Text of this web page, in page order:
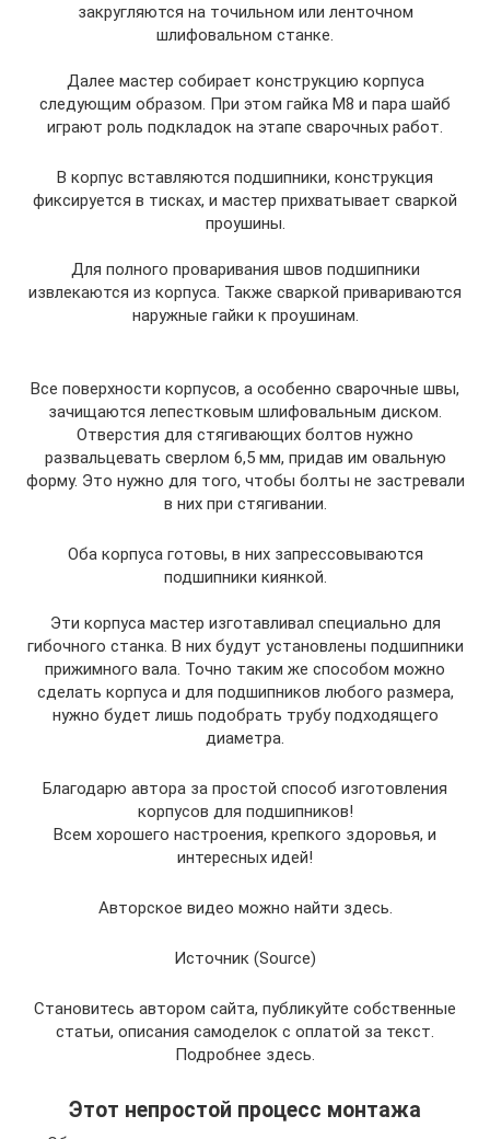
закругляются на точильном или ленточном
шлифовальном станке.
Далее мастер собирает конструкцию корпуса
следующим образом. При этом гайка М8 и пара шайб
играют роль подкладок на этапе сварочных работ.
В корпус вставляются подшипники, конструкция
фиксируется в тисках, и мастер прихватывает сваркой
проушины.
Для полного проваривания швов подшипники
извлекаются из корпуса. Также сваркой привариваются
наружные гайки к проушинам.
Все поверхности корпусов, а особенно сварочные швы,
зачищаются лепестковым шлифовальным диском.
Отверстия для стягивающих болтов нужно
развальцевать сверлом 6,5 мм, придав им овальную
форму. Это нужно для того, чтобы болты не застревали
в них при стягивании.
Оба корпуса готовы, в них запрессовываются
подшипники киянкой.
Эти корпуса мастер изготавливал специально для
гибочного станка. В них будут установлены подшипники
прижимного вала. Точно таким же способом можно
сделать корпуса и для подшипников любого размера,
нужно будет лишь подобрать трубу подходящего
диаметра.
Благодарю автора за простой способ изготовления
корпусов для подшипников!
Всем хорошего настроения, крепкого здоровья, и
интересных идей!
Авторское видео можно найти здесь.
Источник (Source)
Становитесь автором сайта, публикуйте собственные
статьи, описания самоделок с оплатой за текст.
Подробнее здесь.
Этот непростой процесс монтажа